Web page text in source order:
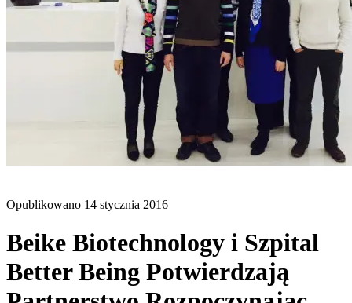
Opublikowano 14 stycznia 2016
Beike Biotechnology i Szpital
Better Being Potwierdzają